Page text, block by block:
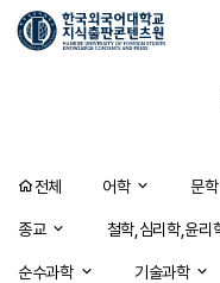
전체 어학 문학
종교 철학,심리학,윤리
순수과학 기술과학